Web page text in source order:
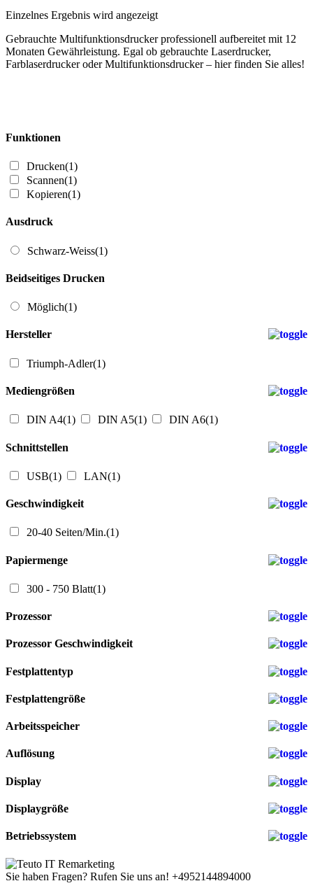
Einzelnes Ergebnis wird angezeigt
Gebrauchte Multifunktionsdrucker professionell aufbereitet mit 12
Monaten Gewährleistung. Egal ob gebrauchte Laserdrucker,
Farblaserdrucker oder Multifunktionsdrucker – hier finden Sie alles!
Funktionen
Drucken(1)
Scannen(1)
Kopieren(1)
Ausdruck
Schwarz-Weiss(1)
Beidseitiges Drucken
Möglich(1)
Hersteller
Triumph-Adler(1)
Mediengrößen
DIN A4(1) DIN A5(1) DIN A6(1)
Schnittstellen
USB(1) LAN(1)
Geschwindigkeit
20-40 Seiten/Min.(1)
Papiermenge
300 - 750 Blatt(1)
Prozessor
Prozessor Geschwindigkeit
Festplattentyp
Festplattengröße
Arbeitsspeicher
Auflösung
Display
Displaygröße
Betriebssystem
Sie haben Fragen? Rufen Sie uns an! +4952144894000